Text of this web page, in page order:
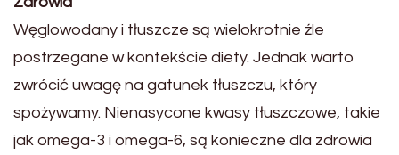
Węglowodany i tłuszcze są wielokrotnie źle
postrzegane w kontekście diety. Jednak warto
zwrócić uwagę na gatunek tłuszczu, który
spożywamy. Nienasycone kwasy tłuszczowe, takie
jak omega-3 i omega-6, są konieczne dla zdrowia